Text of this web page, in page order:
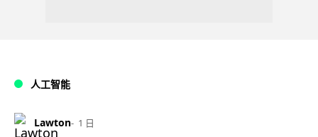
人工智能
Lawton 1 日